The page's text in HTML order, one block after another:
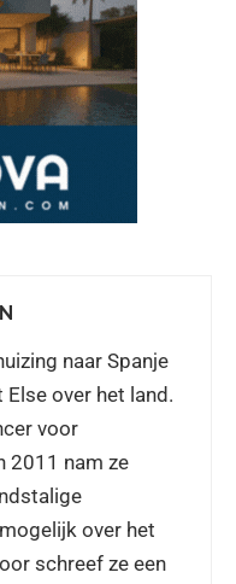
naar Spanje
over het land.
voor
2011 nam ze
over het
schreef ze een